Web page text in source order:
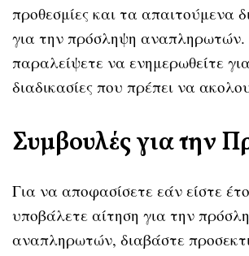
προθεσμίες και τα απαιτούμενα
για την πρόσληψη
παραλείψετε να ενημερωθείτε
διαδικασίες που πρέπει να
Συμβουλές για την
Για να αποφασίσετε εάν είστε
υποβάλετε αίτηση για την
αναπληρωτών, διαβάστε